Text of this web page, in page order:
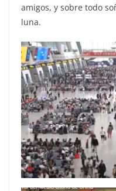
amigos, y sobre todo
luna.